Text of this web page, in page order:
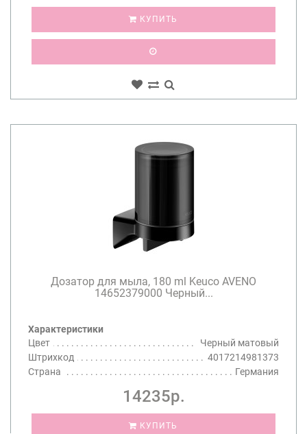
КУПИТЬ
Дозатор для мыла, 180 ml Keuco AVENO
14652379000 Черный...
Характеристики
Цвет
Черный матовый
Штрихкод
4017214981373
Страна
Германия
14235р.
КУПИТЬ